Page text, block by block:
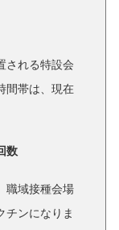
される特設会
間帯は、現在
数
職域接種会場
チンになりま